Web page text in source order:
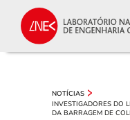
NOTÍCIAS
INVESTIGADORES DO
DA BARRAGEM DE